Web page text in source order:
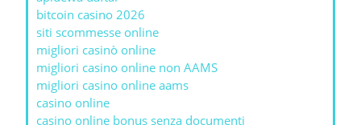
bitcoin casino 2026
siti scommesse online
migliori casinò online
migliori casino online non AAMS
migliori casino online aams
casino online
casino online bonus senza documenti